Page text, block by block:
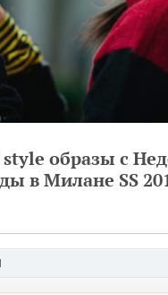
образы с
в Милане SS